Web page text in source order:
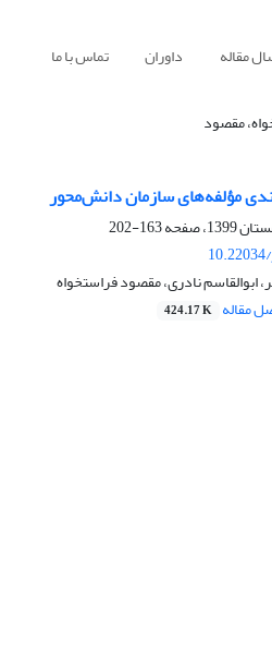
مقاله داوران تماس با ما
مقصود
مؤلفه‌های سازمان دانش‌محور
163-202
نادری، مقصود فراستخواه
مقاله 424.17 K